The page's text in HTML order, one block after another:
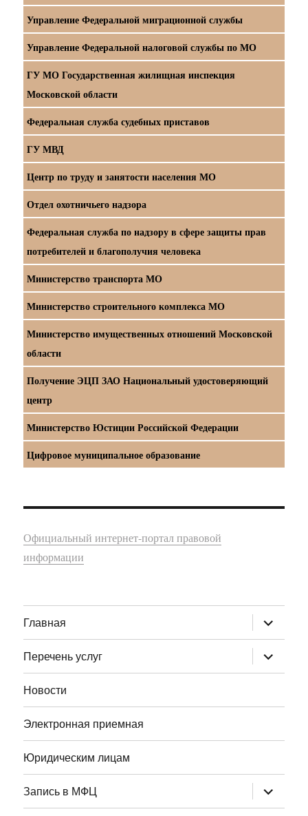
Управление Федеральной миграционной службы
Управление Федеральной налоговой службы по МО
ГУ МО Государственная жилищная инспекция
Московской области
Федеральная служба судебных приставов
ГУ МВД
Центр по труду и занятости населения МО
Отдел охотничьего надзора
Федеральная служба по надзору в сфере защиты прав
потребителей и благополучия человека
Министерство транспорта МО
Министерство строительного комплекса МО
Министерство имущественных отношений Московской
области
Получение ЭЦП ЗАО Национальный удостоверяющий
центр
Министерство Юстиции Российской Федерации
Цифровое муниципальное образование
Официальный интернет-портал правовой
информации
Главная раскрыть
дочернее
меню
Перечень услуг
раскрыть
дочернее
меню
Новости
Электронная приемная
Юридическим лицам
Запись в МФЦ раскрыть
дочернее
меню